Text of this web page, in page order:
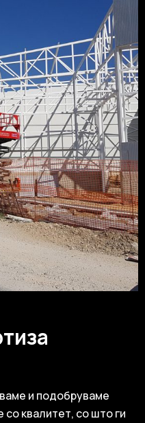
и подобруваме
квалитет, со што ги